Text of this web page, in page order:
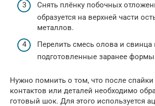
Снять плёнку побочных
образуется на верхней части
металлов.
Перелить смесь олова и свинца
подготовленные заранее
Нужно помнить о том, что после
контактов или деталей необходимо
готовый шок. Для этого используется